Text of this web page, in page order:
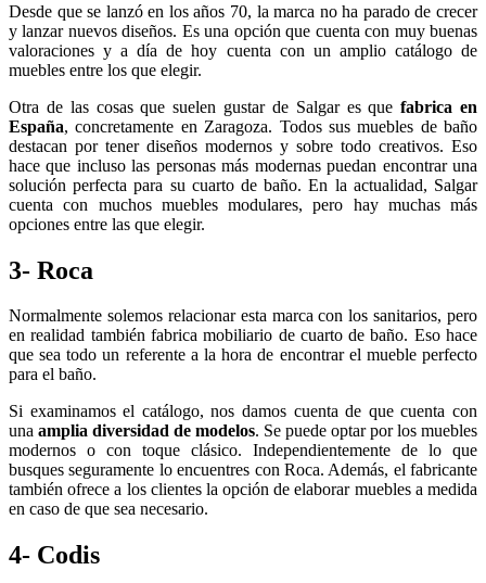
Desde que se lanzó en los años 70, la marca no ha parado de crecer
y lanzar nuevos diseños. Es una opción que cuenta con muy buenas
valoraciones y a día de hoy cuenta con un amplio catálogo de
muebles entre los que elegir.
Otra de las cosas que suelen gustar de Salgar es quefabrica en
España, concretamente en Zaragoza. Todos sus muebles de baño
destacan por tener diseños modernos y sobre todo creativos. Eso
hace que incluso las personas más modernas puedan encontrar una
solución perfecta para su cuarto de baño. En la actualidad, Salgar
cuenta con muchos muebles modulares, pero hay muchas más
opciones entre las que elegir.
3- Roca
Normalmente solemos relacionar esta marca con los sanitarios, pero
en realidad también fabrica mobiliario de cuarto de baño. Eso hace
que sea todo un referente a la hora de encontrar el mueble perfecto
para el baño.
Si examinamos el catálogo, nos damos cuenta de que cuenta con
una amplia diversidad de modelos. Se puede optar por los muebles
modernos o con toque clásico. Independientemente de lo que
busques seguramente lo encuentres con Roca. Además, el fabricante
también ofrece a los clientes la opción de elaborar muebles a medida
en caso de que sea necesario.
4- Codis